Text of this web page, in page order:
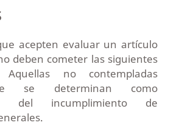
acepten evaluar un artículo
deben cometer las siguientes
Aquellas no contempladas
se determinan como
del incumplimiento de